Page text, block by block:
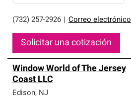
(732) 257-2926 Correo electrónico
Solicitar una cotización
Window World of The Jersey
Coast LLC
Edison, NJ